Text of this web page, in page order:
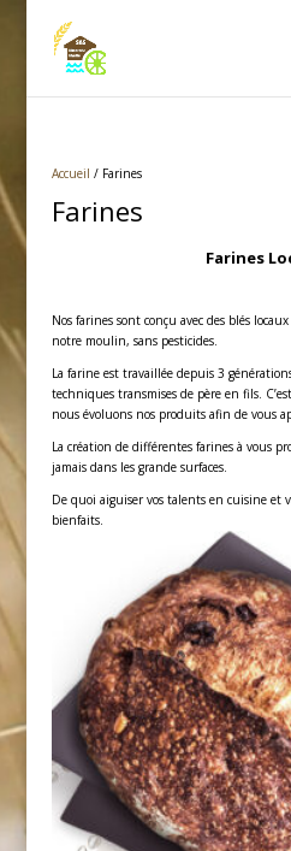
Accueil / Farines
Farines
Farines
Nos farines sont conçu avec des blés
notre moulin, sans pesticides.
La farine est travaillée depuis 3
techniques transmises de père en fils.
nous évoluons nos produits afin de vous
La création de différentes farines à vous
jamais dans les grande surfaces.
De quoi aiguiser vos talents en cuisine et
bienfaits.